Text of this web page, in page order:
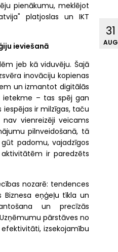
pienākumu, meklējot
platjoslas un IKT
ieviešanā
jeb kā viduvēju. Šajā
inovāciju kopienas
un izmantot digitālās
ietekme – tas spēj gan
ir milzīgas, taču
vienreizēji veicams
pilnveidošanā, tā
padomu, vajadzīgos
ir paredzēts
nozarē: tendences
Biznesa eņģeļu tīkla un
un precīzās
pārstāves no
izsekojamību
31
AUG